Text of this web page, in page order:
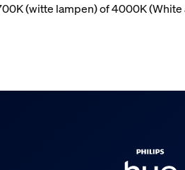
(witte lampen) of 4000K